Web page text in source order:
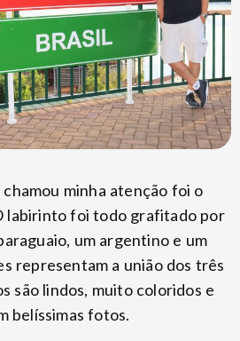
minha atenção foi o
labirinto foi todo grafitado por
um argentino e um
representam a união dos três
são lindos, muito coloridos e
belíssimas fotos.